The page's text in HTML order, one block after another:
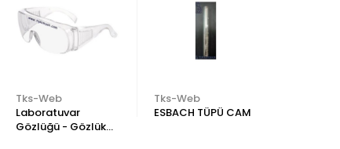
Tks-Web
Laboratuvar
Gözlüğü - Gözlük
Tks-Web
ESBACH TÜPÜ CAM